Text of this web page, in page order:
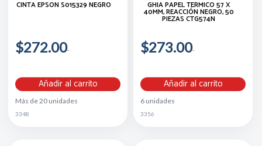
CINTA EPSON S015329 NEGRO
$272.00
Añadir al carrito
Más de 20 unidades
3348
GHIA PAPEL TÉRMICO 57 X
40MM, REACCIÓN NEGRO, 50
PIEZAS CTG574N
$273.00
Añadir al carrito
6 unidades
3356